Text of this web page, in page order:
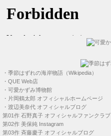
・ 季節はずれの海岸物語（Wikipedia）
・ QUE Web店
・ 可愛かずみ博物館
・ 片岡鶴太郎 オフィシャルホームページ
・ 渡辺美奈代 オフィシャルブログ
第01作 石野真子 オフィシャルファンクラブ
第02作 美保純 Instagram
第03作 斉藤慶子 オフィシャルブログ